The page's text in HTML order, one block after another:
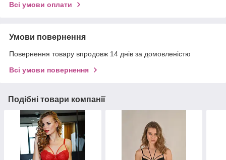
Всі умови оплати
Умови повернення
Повернення товару впродовж 14 днів за домовленістю
Всі умови повернення
Подібні товари компанії